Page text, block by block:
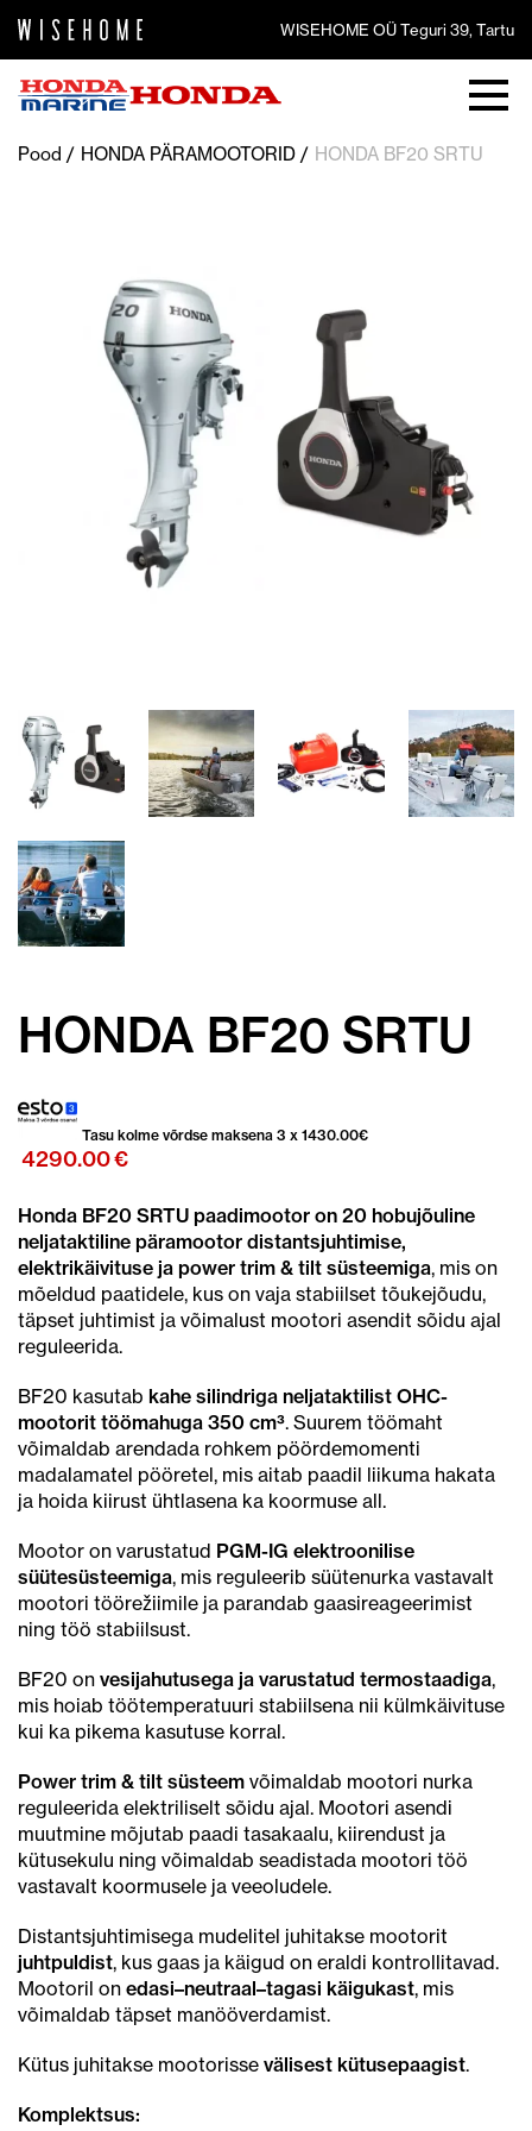
WISEHOME OÜ Teguri 39, Tartu
Pood HONDA PÄRAMOOTORID HONDA BF20 SRTU
HONDA BF20 SRTU
Tasu kolme võrdse maksena 3 x 1430.00€
4290.00€
Honda BF20 SRTU paadimootor on 20 hobujõuline
neljataktiline päramootor distantsjuhtimise,
elektrikäivituse ja power trim & tilt süsteemiga, mis on
mõeldud paatidele, kus on vaja stabiilset tõukejõudu,
täpset juhtimist ja võimalust mootori asendit sõidu ajal
reguleerida.
BF20 kasutab kahe silindriga neljataktilist OHC-
mootorit töömahuga 350 cm³. Suurem töömaht
võimaldab arendada rohkem pöördemomenti
madalamatel pööretel, mis aitab paadil liikuma hakata
ja hoida kiirust ühtlasena ka koormuse all.
Mootor on varustatud PGM-IG elektroonilise
süütesüsteemiga, mis reguleerib süütenurka vastavalt
mootori töörežiimile ja parandab gaasireageerimist
ning töö stabiilsust.
BF20 on vesijahutusega ja varustatud termostaadiga,
mis hoiab töötemperatuuri stabiilsena nii külmkäivituse
kui ka pikema kasutuse korral.
Power trim & tilt süsteem võimaldab mootori nurka
reguleerida elektriliselt sõidu ajal. Mootori asendi
muutmine mõjutab paadi tasakaalu, kiirendust ja
kütusekulu ning võimaldab seadistada mootori töö
vastavalt koormusele ja veeoludele.
Distantsjuhtimisega mudelitel juhitakse mootorit
juhtpuldist, kus gaas ja käigud on eraldi kontrollitavad.
Mootoril on edasi–neutraal–tagasi käigukast, mis
võimaldab täpset manööverdamist.
Kütus juhitakse mootorisse välisest kütusepaagist.
Komplektsus: